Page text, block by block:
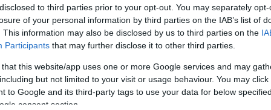
to third parties prior to your opt-out. You may separately
of your personal information by third parties on the IAB’s list of
This information may also be disclosed by us to third parties on the
Participants that may further disclose it to other third parties.
that this website/app uses one or more Google services and may
but not limited to your visit or usage behaviour. You may
to Google and its third-party tags to use your data for below
consent section.
wurden gestern
– und
gebrochen
Drei der hervorragenden
Freiluft-Eislaufbahnen
Budapests bleiben bis
VIDEO:
Buda-
aufgebaut